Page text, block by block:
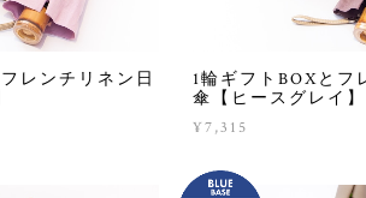
レンチリネン日
1輪ギフトBOXとフ
傘【ヒースグレイ】
¥7,315